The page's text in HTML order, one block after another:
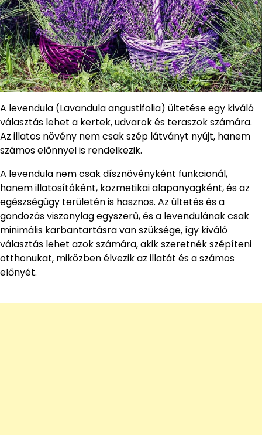
A levendula (Lavandula angustifolia) ültetése egy kiváló
választás lehet a kertek, udvarok és teraszok számára.
Az illatos növény nem csak szép látványt nyújt, hanem
számos előnnyel is rendelkezik.
A levendula nem csak dísznövényként funkcionál,
hanem illatosítóként, kozmetikai alapanyagként, és az
egészségügy területén is hasznos. Az ültetés és a
gondozás viszonylag egyszerű, és a levendulának csak
minimális karbantartásra van szüksége, így kiváló
választás lehet azok számára, akik szeretnék szépíteni
otthonukat, miközben élvezik az illatát és a számos
előnyét.